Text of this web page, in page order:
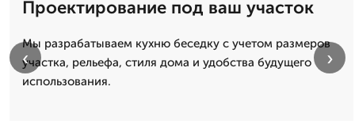
Проектирование под ваш участок
Мы разрабатываем кухню беседку с учетом размеров
участка, рельефа, стиля дома и удобства будущего
использования.
‹ ›